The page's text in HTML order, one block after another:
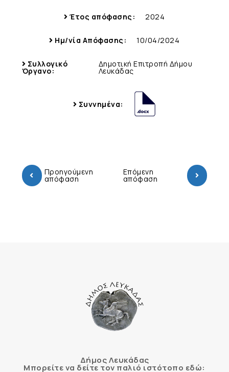
Έτος απόφασης: 2024
Ημ/νία Απόφασης: 10/04/2024
Συλλογικό
Όργανο:
Δημοτική Επιτροπή Δήμου
Λευκάδας
Συννημένα:
Προηγούμενη
απόφαση
Επόμενη
απόφαση
Δήμος Λευκάδας
Μπορείτε να δείτε τον παλιό ιστότοπο εδώ: